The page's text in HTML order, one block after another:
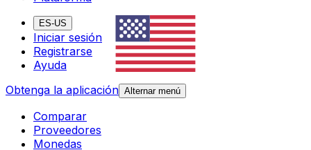
ES-US
Iniciar sesión
Registrarse
Ayuda
Obtenga la aplicación Alternar menú
Comparar
Proveedores
Monedas